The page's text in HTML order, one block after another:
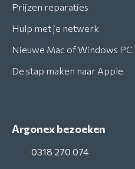
Prijzen reparaties
Hulp met je netwerk
Nieuwe Mac of Windows PC
De stap maken naar Apple
Argonex bezoeken
0318 270 074